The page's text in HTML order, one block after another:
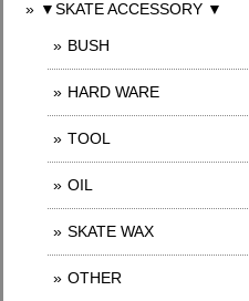
▼SKATE ACCESSORY ▼
BUSH
HARD WARE
TOOL
OIL
SKATE WAX
OTHER